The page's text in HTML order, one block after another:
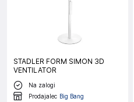
STADLER FORM SIMON 3D
VENTILATOR
Na zalogi
Prodajalec Big Bang